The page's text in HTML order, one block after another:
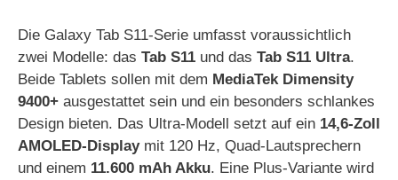
Die Galaxy Tab S11-Serie umfasst voraussichtlich
zwei Modelle: das Tab S11 und das Tab S11 Ultra.
Beide Tablets sollen mit dem MediaTek Dimensity
9400+ ausgestattet sein und ein besonders schlankes
Design bieten. Das Ultra-Modell setzt auf ein 14,6-Zoll
AMOLED-Displaymit 120 Hz, Quad-Lautsprechern
und einem 11.600 mAh Akku. Eine Plus-Variante wird